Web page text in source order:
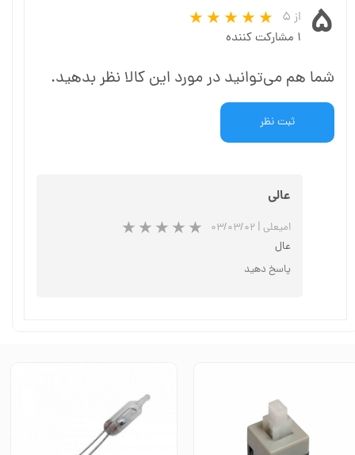
۵ از ۵
۱ مشارکت کننده
شما هم می‌توانید در مورد این کالا نظر بدهید.
ثبت نظر
عالی
امیعلی | ۰۳/۰۳/۰۲
عال
پاسخ دهید